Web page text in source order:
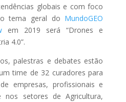
globais e com foco
tema geral do MundoGEO
em 2019 será “Drones e
4.0”.
palestras e debates estão
time de 32 curadores para
empresas, profissionais e
nos setores de Agricultura,